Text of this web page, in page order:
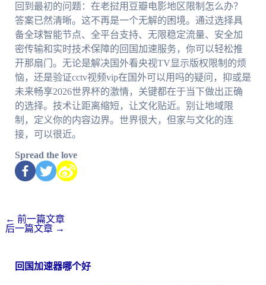
回到最初的问题：在老挝用豆瓣电影地区限制怎么办？
答案已然清晰。这不再是一个无解的困境。通过选择具
备全球智能节点、全平台支持、无限稳定流量、安全加
密传输和实时技术保障的回国加速服务，你可以轻松推
开那扇门。无论是解决国外看央视TV显示版权限制的烦
恼，还是验证cctv视频vip在国外可以用吗的疑问，抑或是
未来畅享2026世界杯的激情，关键都在于当下做出正确
的选择。技术让距离缩短，让文化贴近。别让地域限
制，定义你的内容边界。世界很大，但家与文化的连
接，可以很近。
Spread the love
← 前一篇文章
后一篇文章 →
回国加速器哪个好